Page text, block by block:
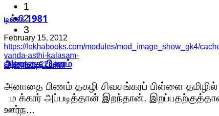
டில்லி 1981
February 15, 2012
https://lekhabooks.com/modules/mod_image_show_gk4/
vanda-asthi-kalasam-
slidegk-is-228.jpg
1
2
3
அனாதை பிணம்
அனாதை பிணம் தகழி சிவசங்கரப் பிள்ளை தமிழில் :
ம க்கார் அப்படித்தான் இறந்தான்.
ஊர்ந...